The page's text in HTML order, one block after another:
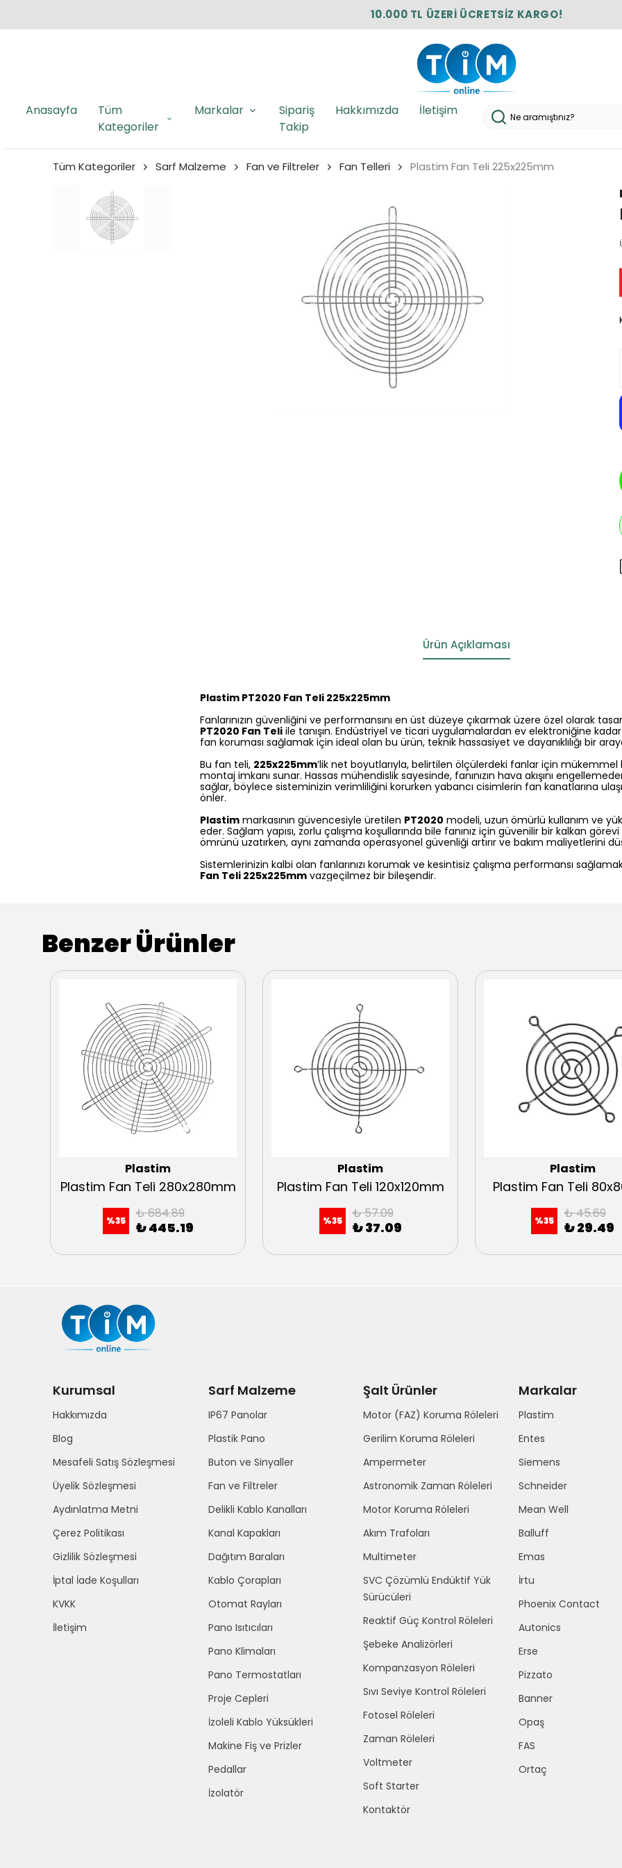
10.000 TL ÜZERİ ÜCRETSİZ KARGO!
Anasayfa
Tüm
Kategoriler
Markalar
Sipariş
Takip
Hakkımızda İletişim
Tüm Kategoriler Sarf Malzeme Fan ve Filtreler Fan Telleri Plastim Fan Teli 225x225mm
Ürün Açıklaması
Plastim PT2020 Fan Teli 225x225mm
Fanlarınızın güvenliğini ve performansını en üst düzeye çıkarmak üzere özel olarak
PT2020 Fan Teli ile tanışın. Endüstriyel ve ticari uygulamalardan ev elektroniğine
fan koruması sağlamak için ideal olan bu ürün, teknik hassasiyet ve dayanıklılığı bir
Bu fan teli, 225x225mm’lik net boyutlarıyla, belirtilen ölçülerdeki fanlar için
montaj imkanı sunar. Hassas mühendislik sayesinde, fanınızın hava akışını
sağlar, böylece sisteminizin verimliliğini korurken yabancı cisimlerin fan kanatlarına
önler.
Plastim markasının güvencesiyle üretilen PT2020 modeli, uzun ömürlü kullanım ve
eder. Sağlam yapısı, zorlu çalışma koşullarında bile fanınız için güvenilir bir kalkan görevi
ömrünü uzatırken, aynı zamanda operasyonel güvenliği artırır ve bakım maliyetlerini
Sistemlerinizin kalbi olan fanlarınızı korumak ve kesintisiz çalışma performansı
Fan Teli 225x225mm vazgeçilmez bir bileşendir.
Benzer Ürünler
Plastim
Plastim Fan Teli 280x280mm
%35 ₺ 684.89
₺ 445.19
Plastim
Plastim Fan Teli 120x120mm
%35 ₺ 57.09
₺ 37.09
Plastim
Plastim Fan Teli
%35 ₺ 45.69
₺ 29.49
Kurumsal
Hakkımızda
Blog
Mesafeli Satış Sözleşmesi
Üyelik Sözleşmesi
Aydınlatma Metni
Çerez Politikası
Gizlilik Sözleşmesi
İptal İade Koşulları
KVKK
İletişim
Sarf Malzeme
IP67 Panolar
Plastik Pano
Buton ve Sinyaller
Fan ve Filtreler
Delikli Kablo Kanalları
Kanal Kapakları
Dağıtım Baraları
Kablo Çorapları
Otomat Rayları
Pano Isıtıcıları
Pano Klimaları
Pano Termostatları
Proje Cepleri
İzoleli Kablo Yüksükleri
Makine Fiş ve Prizler
Pedallar
İzolatör
Şalt Ürünler
Motor (FAZ) Koruma Röleleri
Gerilim Koruma Röleleri
Ampermeter
Astronomik Zaman Röleleri
Motor Koruma Röleleri
Akım Trafoları
Multimeter
SVC Çözümlü Endüktif Yük
Sürücüleri
Reaktif Güç Kontrol Röleleri
Şebeke Analizörleri
Kompanzasyon Röleleri
Sıvı Seviye Kontrol Röleleri
Fotosel Röleleri
Zaman Röleleri
Voltmeter
Soft Starter
Kontaktör
Markalar
Plastim
Entes
Siemens
Schneider
Mean Well
Balluff
Emas
İrtu
Phoenix Contact
Autonics
Erse
Pizzato
Banner
Opaş
FAS
Ortaç